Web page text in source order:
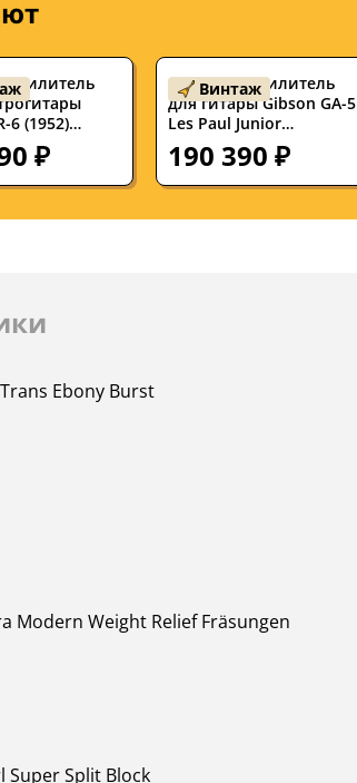
6 (1952)
1x10" с
Jensen Field
RCA
₽
Винтаж
Б/У Комбоусилитель
для гитары Gibson GA-5
Les Paul Junior
ламповый, Class A, 1955
190 390 ₽
Ebony Burst
Modern Weight Relief Fräsungen
Split Block